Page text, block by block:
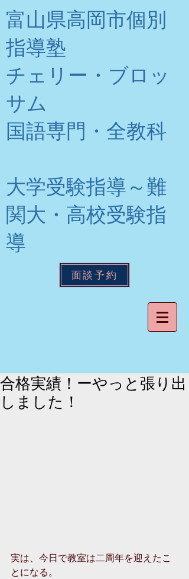
富山県高岡市個別
指導塾
チェリー・ブロッ
サム
​国語専門・全教科
大学受験指導～難
関大・高校受験指
導
面談予約
合格実績！ーやっと張り出
しました！
実は、今日で教室は二周年を迎えたこ
とになる。